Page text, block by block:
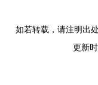
如若转载，请注明出
更新